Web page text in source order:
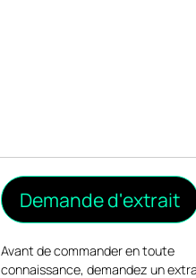
Avant de commander en toute
connaissance, demandez un